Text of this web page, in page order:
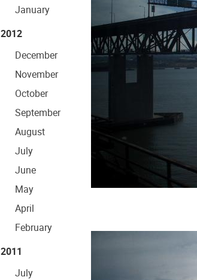
January
2012
December
November
October
September
August
July
June
May
April
February
2011
July